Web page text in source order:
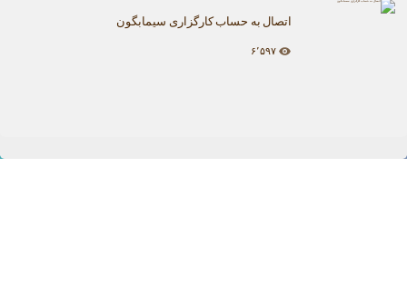
اتصال به حساب کارگزاری سیمابگون
۶٬۵۹۷